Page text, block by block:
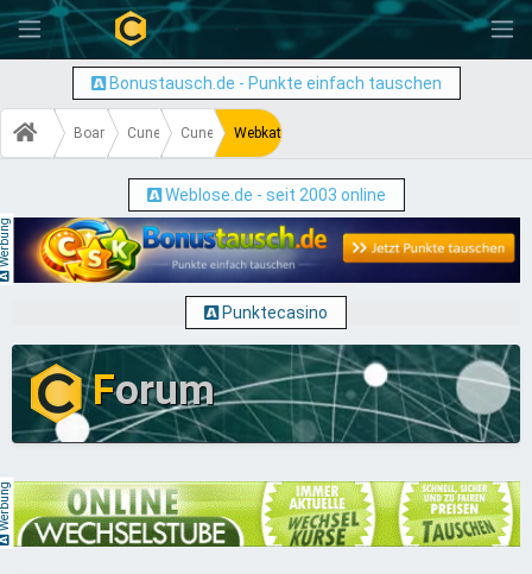
-
Bonustausch.de - Punkte einfach tauschen
Board Cuneros 4Cuneros 4 Programmierung
Webkatalog oder ähnliches gesucht muss
Weblose.de - seit 2003 online
Punktecasino
Forum